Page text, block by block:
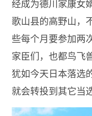
经成为德川家康女
歌山县的高野山，
些每个月要参加两
家臣们，也都鸟飞
犹如今天日本落选
就会转投到其它当